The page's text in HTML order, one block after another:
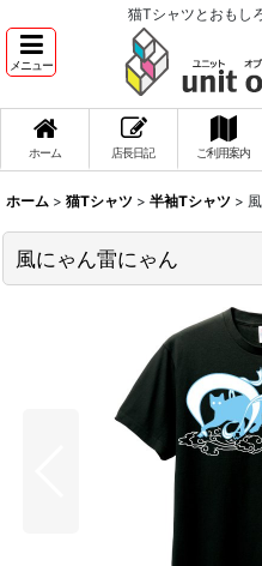
猫Tシャツとおもし
メニュー
ホーム 店長日記 ご利用案内
ホーム > 猫Tシャツ > 半袖Tシャツ >
風にゃん雷にゃん